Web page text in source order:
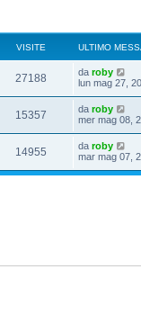
VISITE ULTIMO
27188 da roby
lun mag 27,
15357 da roby
mer mag 08,
14955 da roby
mar mag 07,